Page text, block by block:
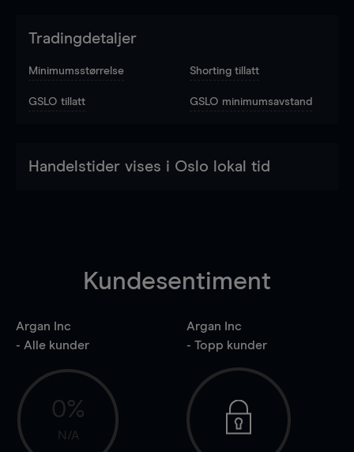
Tradingdetaljer
Minimumsstørrelse Shorting tillatt
GSLO tillatt GSLO minimumsavstand
Handelstider vises i Oslo lokal tid
Kundesentiment
Argan Inc
- Alle kunder
0%
N/A
Argan Inc
- Topp kunder